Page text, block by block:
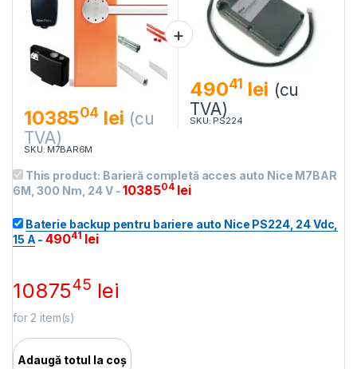
1038504 lei (cu
TVA)
SKU: M7BAR6M
49041 lei (cu
TVA)
SKU: PS224
This product: Barieră completă acces auto Nice M7BAR
6M, 300 Nm, 24 V-1038504 lei
Baterie backup pentru bariere auto Nice PS224, 24 Vdc,
15 A -49041 lei
1087545 lei
for 2 item(s)
Adaugă totul la coș